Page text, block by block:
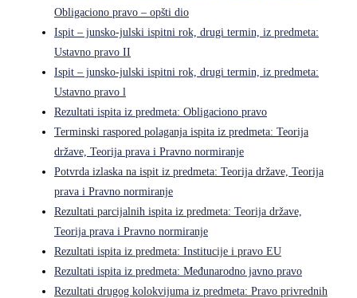
Obligaciono pravo – opšti dio
Ispit – junsko-julski ispitni rok, drugi termin, iz predmeta:
Ustavno pravo II
Ispit – junsko-julski ispitni rok, drugi termin, iz predmeta:
Ustavno pravo l
Rezultati ispita iz predmeta: Obligaciono pravo
Terminski raspored polaganja ispita iz predmeta: Teorija
države, Teorija prava i Pravno normiranje
Potvrda izlaska na ispit iz predmeta: Teorija države, Teorija
prava i Pravno normiranje
Rezultati parcijalnih ispita iz predmeta: Teorija države,
Teorija prava i Pravno normiranje
Rezultati ispita iz predmeta: Institucije i pravo EU
Rezultati ispita iz predmeta: Međunarodno javno pravo
Rezultati drugog kolokvijuma iz predmeta: Pravo privrednih